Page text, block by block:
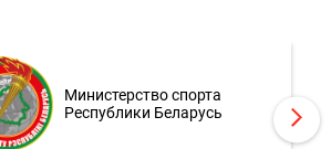
Министерство спорта
Республики Беларусь